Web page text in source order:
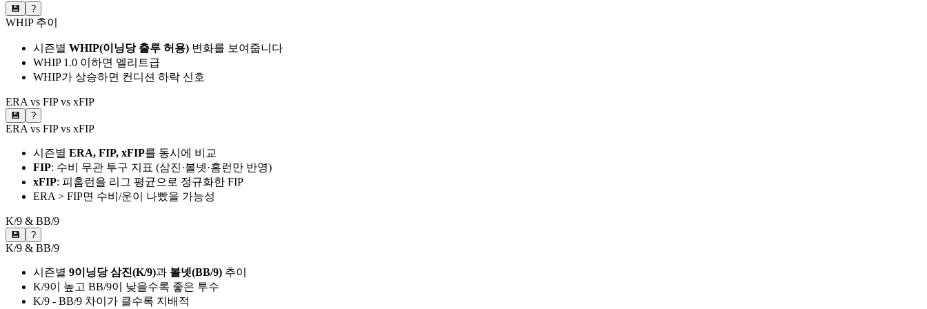
💾 ?
WHIP 추이
시즌별 WHIP(이닝당 출루 허용) 변화를 보여줍니다
WHIP 1.0 이하면 엘리트급
WHIP가 상승하면 컨디션 하락 신호
ERA vs FIP vs xFIP
💾 ?
ERA vs FIP vs xFIP
시즌별 ERA, FIP, xFIP를 동시에 비교
FIP: 수비 무관 투구 지표 (삼진·볼넷·홈런만 반영)
xFIP: 피홈런을 리그 평균으로 정규화한 FIP
ERA > FIP면 수비/운이 나빴을 가능성
K/9 & BB/9
💾 ?
K/9 & BB/9
시즌별 9이닝당 삼진(K/9)과 볼넷(BB/9) 추이
K/9이 높고 BB/9이 낮을수록 좋은 투수
K/9 - BB/9 차이가 클수록 지배적